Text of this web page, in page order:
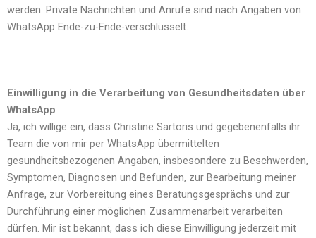
werden. Private Nachrichten und Anrufe sind nach Angaben von
WhatsApp Ende-zu-Ende-verschlüsselt.
Einwilligung in die Verarbeitung von Gesundheitsdaten über
WhatsApp
Ja, ich willige ein, dass Christine Sartoris und gegebenenfalls ihr
Team die von mir per WhatsApp übermittelten
gesundheitsbezogenen Angaben, insbesondere zu Beschwerden,
Symptomen, Diagnosen und Befunden, zur Bearbeitung meiner
Anfrage, zur Vorbereitung eines Beratungsgesprächs und zur
Durchführung einer möglichen Zusammenarbeit verarbeiten
dürfen. Mir ist bekannt, dass ich diese Einwilligung jederzeit mit